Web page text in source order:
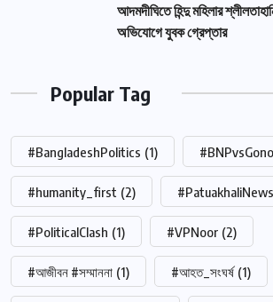
আদমদীঘিতে হিন্দু মহিলার
অভিযোগে যুবক গ্রেপ্তার
Popular Tag
#BangladeshPolitics (1)
#humanity_first (2) #PatuakhaliNews
#PoliticalClash (1) #VPNoor (2)
#আজীবন #সম্মাননা (1) #আহত_সংঘর্ষ (1)